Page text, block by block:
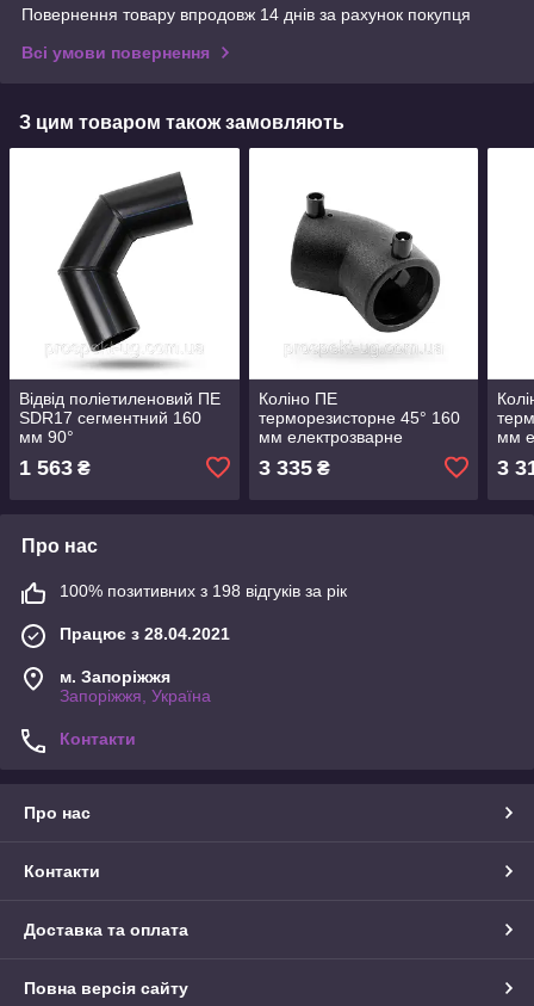
Повернення товару впродовж 14 днів за рахунок покупця
Всі умови повернення
З цим товаром також замовляють
Відвід поліетиленовий ПЕ
SDR17 сегментний 160
мм 90°
1 563 ₴
Коліно ПЕ
терморезисторне 45° 160
мм електрозварне
3 335₴
мм
3
Про нас
100% позитивних з 198 відгуків за рік
Працює з 28.04.2021
м. Запоріжжя
Запоріжжя, Україна
Контакти
Про нас
Контакти
Доставка та оплата
Повна версія сайту